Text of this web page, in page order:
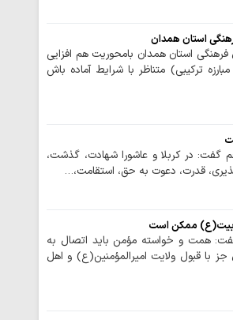
استان همدان
استان همدان بامحوریت هم افزایی
ترکیبی) متناظر با شرایط آماده باش
گفت: در کربلا و عاشورا شهادت، گذشت،
قدرت، دعوت به حق، استقامت،…
بیت(ع) ممکن است
همت و خواسته مؤمن باید اتصال به
با قبول ولایت امیرالمؤمنین(ع) و اهل